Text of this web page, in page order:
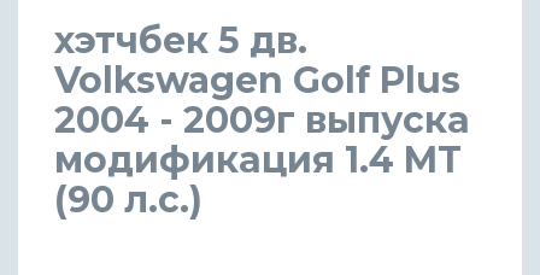
хэтчбек 5 дв.
Volkswagen Golf Plus
2004 - 2009г выпуска
модификация 1.4 MT
(90 л.с.)